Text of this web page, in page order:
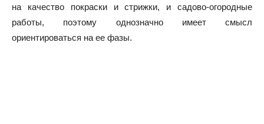
на качество покраски и стрижки, и садово-огородные
работы, поэтому однозначно имеет смысл
ориентироваться на ее фазы.